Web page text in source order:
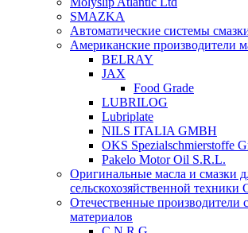
SMAZKA
Автоматические системы
Американские производители
BELRAY
JAX
Food Grade
LUBRILOG
Lubriplate
NILS ITALIA GMBH
OKS Spezialschmierstoffe
Pakelo Motor Oil S.R.L.
Оригинальные масла и смазки
сельскохозяйственной техники
Отечественные производители
материалов